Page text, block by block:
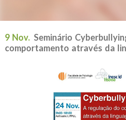
9 Nov. Seminário
comportamento através da